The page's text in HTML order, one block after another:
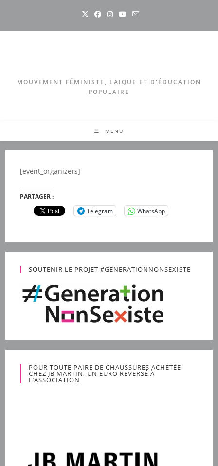
content
MOUVEMENT FÉMINISTE, LAÏQUE ET D'ÉDUCATION
POPULAIRE
MENU
[event_organizers]
PARTAGER :
Telegram
WhatsApp
SOUTENIR LE PROJET #GENERATIONNONSEXISTE
POUR TOUTE PAIRE DE CHAUSSURES ACHETÉE
CHEZ JB MARTIN, UN EURO REVERSÉ À
L’ASSOCIATION